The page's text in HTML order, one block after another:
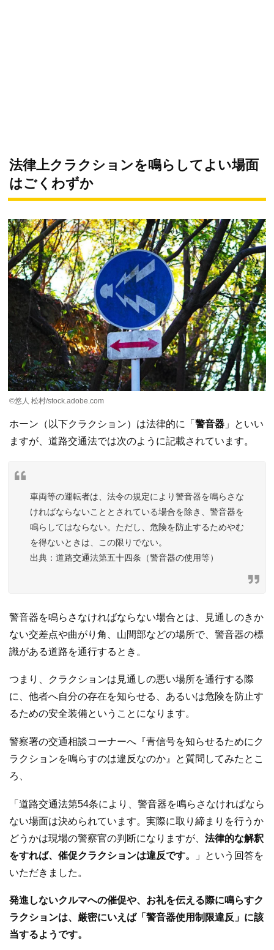
法律上クラクションを鳴らしてよい場面
はごくわずか
©︎悠人 松村/stock.adobe.com
ホーン（以下クラクション）は法律的に「 警音器 」といい
ますが、道路交通法では次のように記載されています。
車両等の運転者は、法令の規定により警音器を鳴らさな
ければならないこととされている場合を除き、警音器を
鳴らしてはならない。ただし、危険を防止するためやむ
を得ないときは、この限りでない。
道路交通法第五十四条（警音器の使用等）
警音器を鳴らさなければならない場合とは、見通しのきか
ない交差点や曲がり角、山間部などの場所で、警音器の標
識がある道路を通行するとき。
つまり、クラクションは見通しの悪い場所を通行する際
に、他者へ自分の存在を知らせる、あるいは危険を防止す
るための安全装備ということになります。
警察署の交通相談コーナーへ『青信号を知らせるためにク
ラクションを鳴らすのは違反なのか』と質問してみたとこ
ろ、
「道路交通法第54条により、警音器を鳴らさなければなら
ない場面は決められています。実際に取り締まりを行うか
どうかは現場の警察官の判断になりますが、 法律的な解釈
をすれば、催促クラクションは違反です。
」という回答を
いただきました。
発進しないクルマへの催促や、お礼を伝える際に鳴らすク
ラクションは、厳密にいえば「警音器使用制限違反」に該
当するようです。